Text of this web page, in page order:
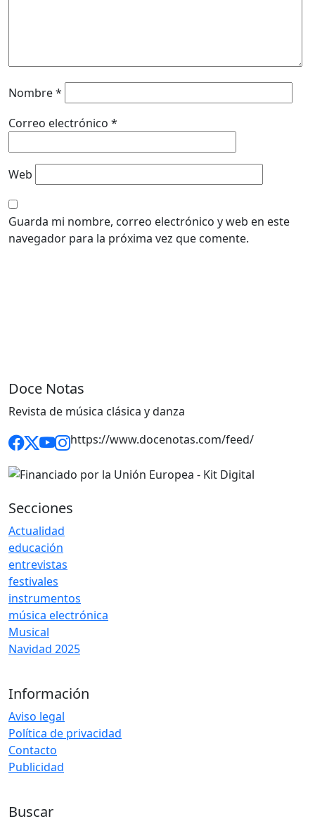
Nombre*
Correo electrónico *
Web
Guarda mi nombre, correo electrónico y web en este
navegador para la próxima vez que comente.
Doce Notas
Revista de música clásica y danza
https://www.docenotas.com/feed/
Secciones
Actualidad
educación
entrevistas
festivales
instrumentos
música electrónica
Musical
Navidad 2025
Información
Aviso legal
Política de privacidad
Contacto
Publicidad
Buscar